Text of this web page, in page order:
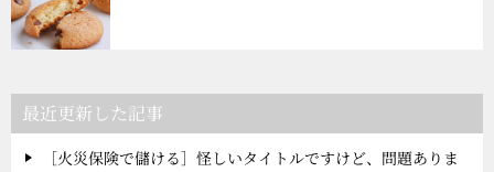
最近更新した記事
［火災保険で儲ける］怪しいタイトルですけど、問題ありま